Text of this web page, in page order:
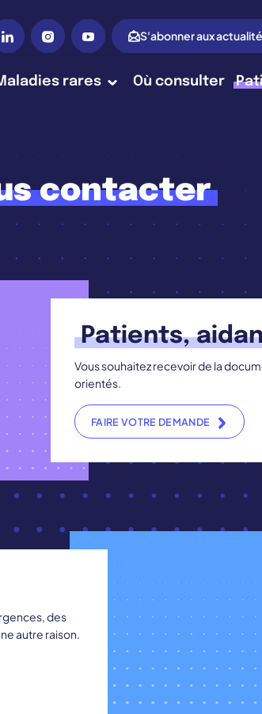
S'abonner aux
rares Où consulter
contacter
Patients,
Vous souhaitez recevoir de la
orientés.
FAIRE VOTRE DEMANDE
des
autre raison.